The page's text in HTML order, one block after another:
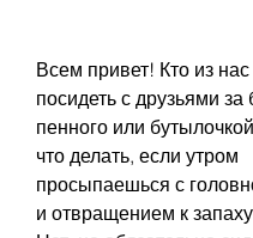
Всем привет! Кто из
посидеть с друзьями за
пенного или
что делать, если утром
просыпаешься с
и отвращением к